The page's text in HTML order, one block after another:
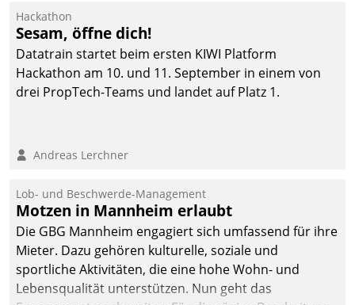
Ressort Kapitalanlage für
künftige Aufgaben und
Herausforderungen
gerüstet.
Hackathon
Sesam, öffne dich!
Datatrain startet beim ersten KIWI Platform
Hackathon am 10. und 11. September in einem von
drei PropTech-Teams und landet auf Platz 1.
Andreas Lerchner
Lob- und Beschwerde-Management
Motzen in Mannheim erlaubt
Die GBG Mannheim engagiert sich umfassend für ihre
Mieter. Dazu gehören kulturelle, soziale und
sportliche Aktivitäten, die eine hohe Wohn- und
Lebensqualität unterstützen. Nun geht das